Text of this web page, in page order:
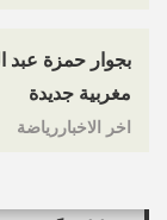
بجوار حمزة عبد
مغربية جديدة
اخر الاخباررياضة